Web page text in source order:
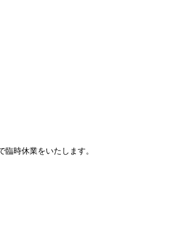
時休業をいたします。